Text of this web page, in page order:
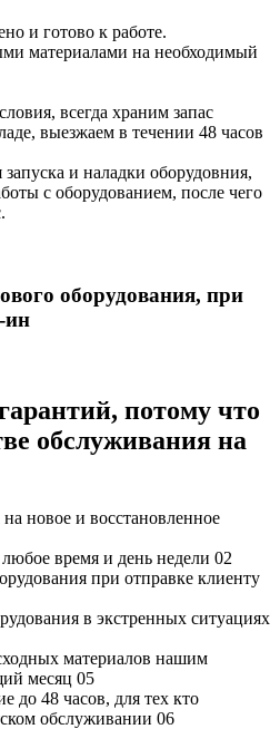
и готово к работе.
материалами на необходимый
всегда храним запас
выезжаем в течении 48 часов
и наладки оборудовния,
с оборудованием, после чего
оборудования, при
ин
потому что
обслуживания на
на новое и восстановленное
время и день недели 02
при отправке клиенту
в экстренных ситуациях
материалов нашим
месяц 05
до 48 часов, для тех кто
обслуживании 06